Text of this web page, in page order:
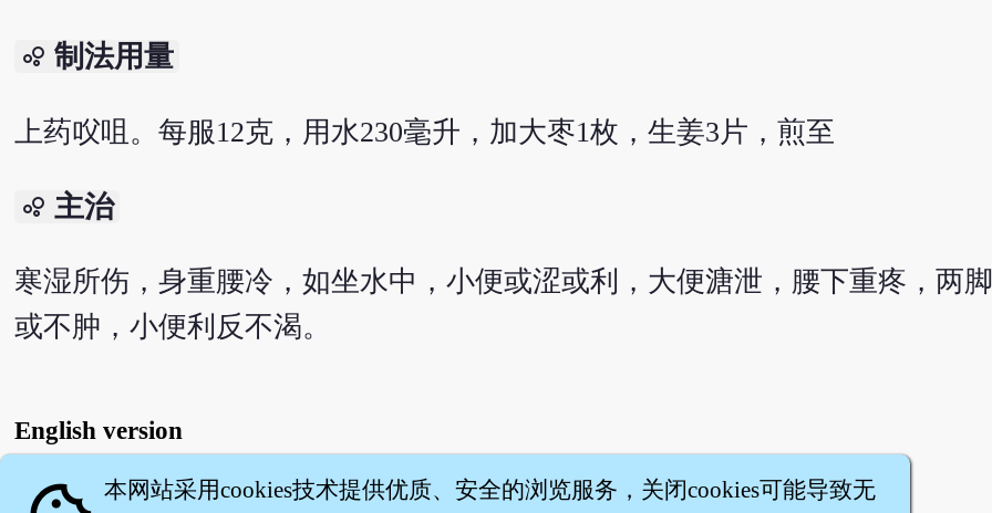
bubble_chart 制法用量
上药㕮咀。每服12克，用水230毫升，加大枣1枚，生姜3片，煎至
bubble_chart 主治
寒湿所伤，身重腰冷，如坐水中，小便或涩或利，大便溏泄，腰下重疼，两
或不肿，小便利反不渴。
English version
本网站采用cookies技术提供优质、安全的浏览服务，关闭cookies可能导致无